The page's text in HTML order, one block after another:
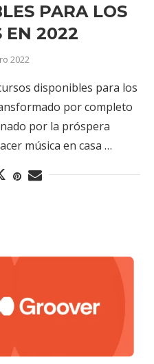
PARA LOS
EN 2022
2022
disponibles para los
por completo
por la próspera
música en casa …